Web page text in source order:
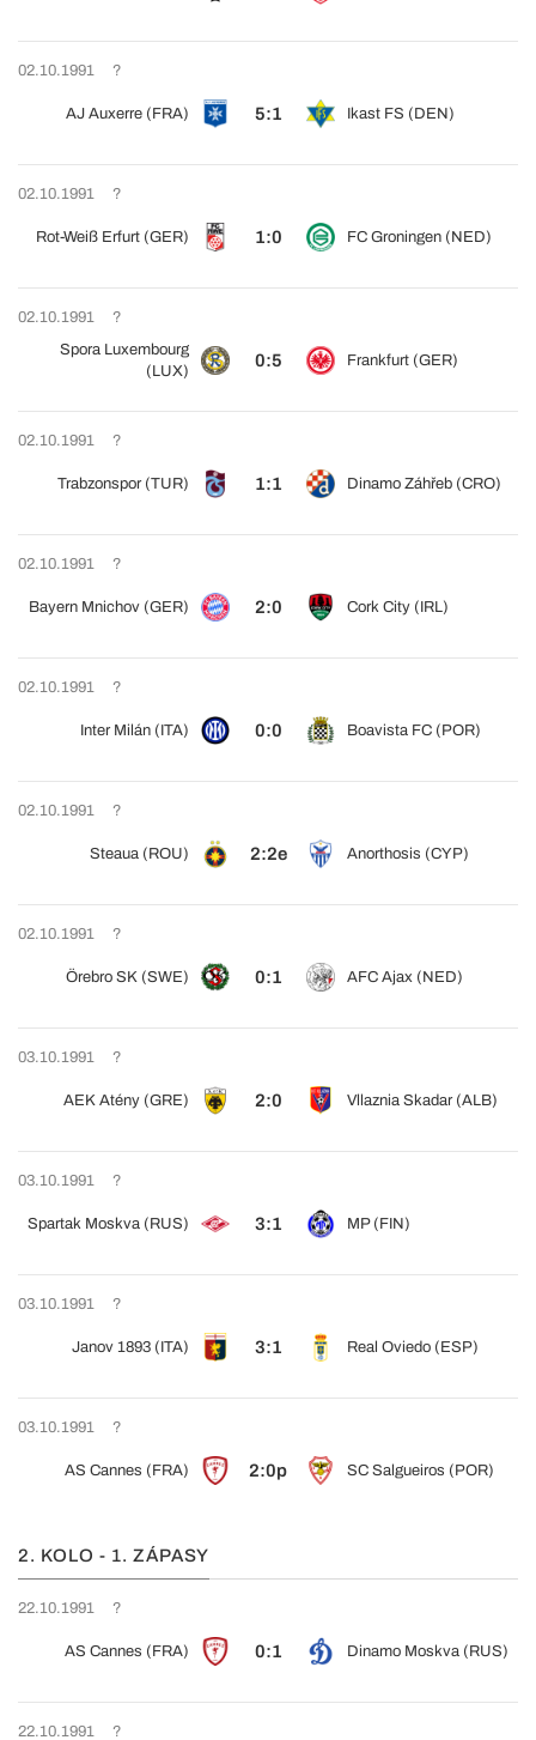
02.10.1991 ?
AJ Auxerre (FRA) 5:1 Ikast FS (DEN)
02.10.1991 ?
Rot-Weiß Erfurt (GER) 1:0 FC Groningen (NED)
02.10.1991
?
Spora Luxembourg
(LUX)
0:5 Frankfurt (GER)
02.10.1991 ?
Trabzonspor (TUR) 1:1 Dinamo Záhřeb (CRO)
02.10.1991 ?
Bayern Mnichov (GER) 2:0 Cork City (IRL)
02.10.1991 ?
Inter Milán (ITA) 0:0 Boavista FC (POR)
02.10.1991 ?
Steaua (ROU) 2:2e Anorthosis (CYP)
02.10.1991 ?
Örebro SK (SWE) 0:1 AFC Ajax (NED)
03.10.1991 ?
AEK Atény (GRE) 2:0 Vllaznia Skadar (ALB)
03.10.1991 ?
Spartak Moskva (RUS) 3:1 MP (FIN)
03.10.1991 ?
Janov 1893 (ITA) 3:1 Real Oviedo (ESP)
03.10.1991 ?
AS Cannes (FRA) 2:0p SC Salgueiros (POR)
2. KOLO - 1. ZÁPASY
22.10.1991 ?
AS Cannes (FRA) 0:1 Dinamo Moskva (RUS)
22.10.1991 ?